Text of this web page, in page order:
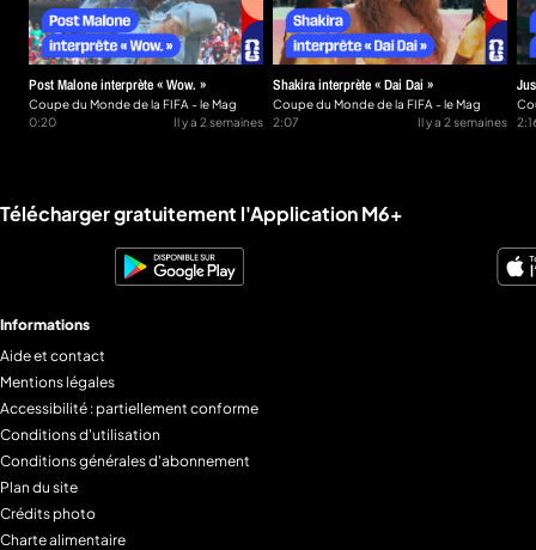
Post Malone interprète « Wow. »
Coupe du Monde de la FIFA - le Mag
0:20
Il y a 2 semaines
Shakira interprète « Dai Dai »
Coupe du Monde de la FIFA - le Mag
2:07
Il y a 2 semaines
Liens utiles M6+.
Télécharger gratuitement l'Application M6+
Informations
Aide et contact
Mentions légales
Accessibilité : partiellement conforme
Conditions d'utilisation
Conditions générales d'abonnement
Plan du site
Crédits photo
Charte alimentaire